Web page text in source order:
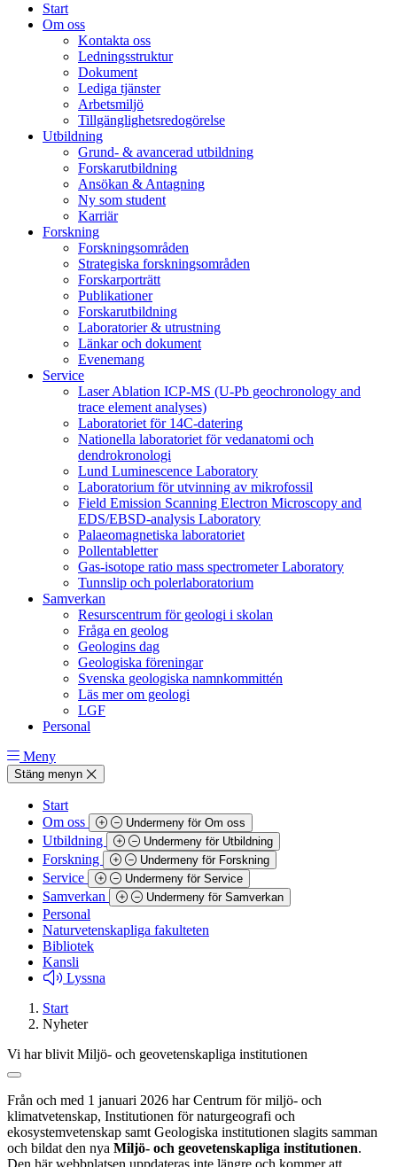
Start
Om oss
Kontakta oss
Ledningsstruktur
Dokument
Lediga tjänster
Arbetsmiljö
Tillgänglighetsredogörelse
Utbildning
Grund- & avancerad utbildning
Forskarutbildning
Ansökan & Antagning
Ny som student
Karriär
Forskning
Forskningsområden
Strategiska forskningsområden
Forskarporträtt
Publikationer
Forskarutbildning
Laboratorier & utrustning
Länkar och dokument
Evenemang
Service
Laser Ablation ICP-MS (U-Pb geochronology and
trace element analyses)
Laboratoriet för 14C-datering
Nationella laboratoriet för vedanatomi och
dendrokronologi
Lund Luminescence Laboratory
Laboratorium för utvinning av mikrofossil
Field Emission Scanning Electron Microscopy and
EDS/EBSD-analysis Laboratory
Palaeomagnetiska laboratoriet
Pollentabletter
Gas-isotope ratio mass spectrometer Laboratory
Tunnslip och polerlaboratorium
Samverkan
Resurscentrum för geologi i skolan
Fråga en geolog
Geologins dag
Geologiska föreningar
Svenska geologiska namnkommittén
Läs mer om geologi
LGF
Personal
Meny
Stäng menyn
Start
Om oss
Undermeny för Om oss
Utbildning Undermeny för Utbildning
Forskning Undermeny för Forskning
Service Undermeny för Service
Samverkan Undermeny för Samverkan
Personal
Naturvetenskapliga fakulteten
Bibliotek
Kansli
Lyssna
Start
Nyheter
Vi har blivit Miljö- och geovetenskapliga institutionen
Från och med 1 januari 2026 har Centrum för miljö- och
klimatvetenskap, Institutionen för naturgeografi och
ekosystemvetenskap samt Geologiska institutionen slagits samman
och bildat den nya Miljö- och geovetenskapliga institutionen.